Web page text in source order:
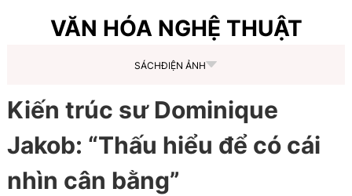
VĂN HÓA NGHỆ THUẬT
SÁCHĐIỆN ẢNH
Kiến trúc sư Dominique
Jakob: “Thấu hiểu để có cái
nhìn cân bằng”